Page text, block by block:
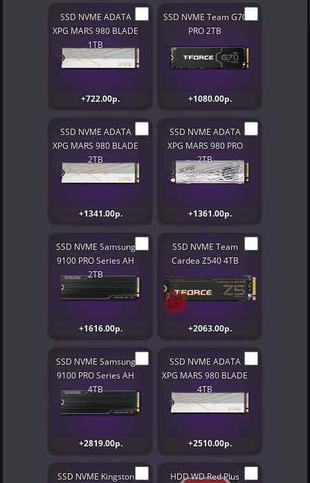
SSD NVME ADATA
XPG MARS 980 BLADE
1TB
+722.00р.
SSD NVME Team G70
PRO 2TB
+1080.00р.
SSD NVME ADATA
XPG MARS 980 BLADE
2TB
+1341.00р.
SSD NVME ADATA
XPG MARS 980 PRO
2TB
+1361.00р.
SSD NVME Samsung
9100 PRO Series AH
2TB
+1616.00р.
SSD NVME Team
Cardea Z540 4TB
+2063.00р.
SSD NVME Samsung
9100 PRO Series AH
4TB
+2819.00р.
SSD NVME ADATA
XPG MARS 980 BLADE
4TB
+2510.00р.
SSD NVME Kingston
HDD WD Red Plus